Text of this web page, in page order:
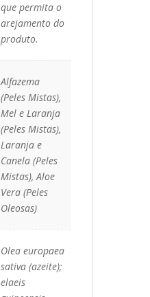
que permita o
arejamento do
produto.
Alfazema
(Peles Mistas),
Mel e Laranja
(Peles Mistas),
Laranja e
Canela (Peles
Mistas), Aloe
Vera (Peles
Oleosas)
Olea europaea
sativa (azeite);
elaeis